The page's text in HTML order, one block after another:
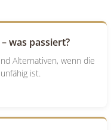
was passiert?
Alternativen, wenn die
ist.